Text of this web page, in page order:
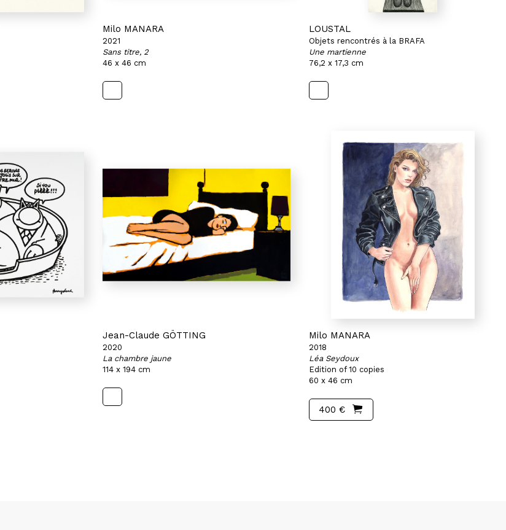
Milo MANARA
2021
Sans titre, 2
46 x 46 cm
LOUSTAL
Objets rencontrés à la BRAFA
Une martienne
76,2 x 17,3 cm
Jean-Claude GÖTTING
2020
La chambre jaune
114 x 194 cm
Milo MANARA
2018
Léa Seydoux
Edition of 10 copies
60 x 46 cm
400 €